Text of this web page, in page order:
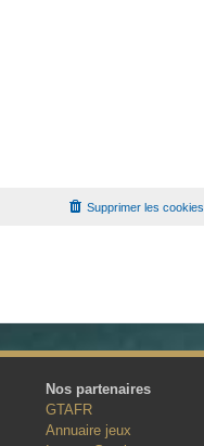
Supprimer les cookies
Nos partenaires
GTAFR
Annuaire jeux